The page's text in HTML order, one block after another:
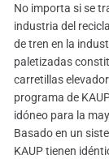
No importa si se
industria del
de tren en la
paletizadas
carretillas
programa de
idóneo para la
Basado en un
KAUP tienen